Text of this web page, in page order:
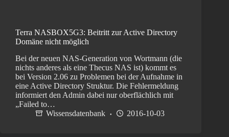
Terra NASBOX5G3: Beitritt zur Active Directory
Domäne nicht möglich
Bei der neuen NAS-Generation von Wortmann (die
nichts anderes als eine Thecus NAS ist) kommt es
bei Version 2.06 zu Problemen bei der Aufnahme in
eine Active Directory Struktur. Die Fehlermeldung
informiert den Admin dabei nur oberflächlich mit
„Failed to…
Wissensdatenbank
2016-10-03